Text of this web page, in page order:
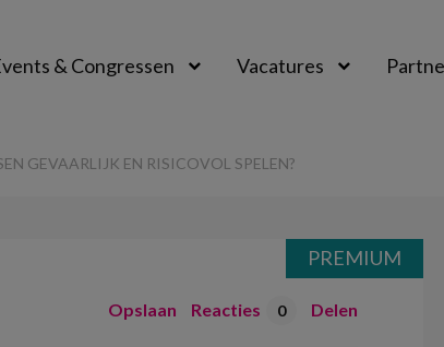
& Congressen Vacatures
GEVAARLIJK EN RISICOVOL SPELEN?
Opslaan Reacties 0 Delen
PREMIUM